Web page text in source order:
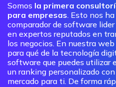
Somos la primera
para empresas. Esto nos
comparador de software
en expertos reputados en
los negocios. En nuestra
para qué de la tecnología
software que puedes utilizar
un ranking personalizado
mercado para ti. De forma